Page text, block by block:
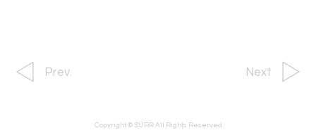
Prev. Next
Copyright © SURR All Rights Reserved